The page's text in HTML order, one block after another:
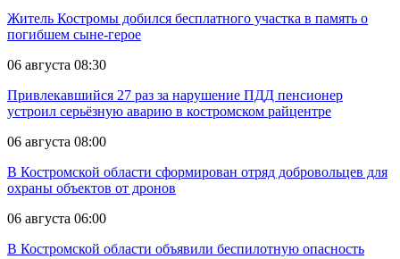
Житель Костромы добился бесплатного участка в память о
погибшем сыне-герое
06 августа 08:30
Привлекавшийся 27 раз за нарушение ПДД пенсионер
устроил серьёзную аварию в костромском райцентре
06 августа 08:00
В Костромской области сформирован отряд добровольцев для
охраны объектов от дронов
06 августа 06:00
В Костромской области объявили беспилотную опасность